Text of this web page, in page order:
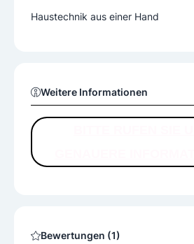
Haustechnik aus einer Hand
Weitere Informationen
Bewertungen (1)